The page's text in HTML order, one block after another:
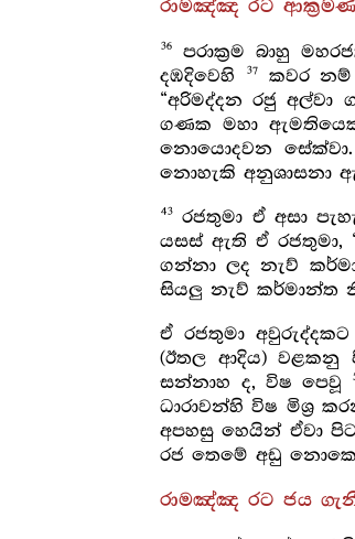
රාමඤ්ඤ රට
36
පරාක්‍රම බාහු
දඹදිවෙහි
37කවර නම්
“අරිමද්දන රජු
ගණක මහා ඇමතියෙක්
නොයොදවන
නොහැකි අනුශාසනා
43 රජතුමා ඒ අසා
යසස් ඇති ඒ
ගන්නා ලද නැව්
සියලු නැව් කර්මාන්ත
ඒ රජතුමා
(ඊතල ආදිය)
සන්නාහ ද, විෂ පෙවූ
ධාරාවන්හි විෂ මිශ්‍ර
අපහසු හෙයින් ඒවා
රජ තෙමේ අඩු
රාමඤ්ඤ රට ජය